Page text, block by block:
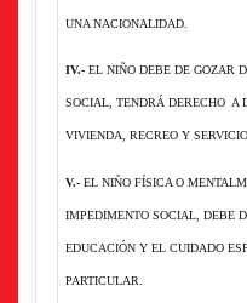
UNA NACIONALIDAD.
IV.-EL NIÑO DEBE DE GOZAR
SOCIAL, TENDRÁ DERECHO A
VIVIENDA, RECREO Y
V.-EL NIÑO FÍSICA O
IMPEDIMENTO SOCIAL, DEBE
EDUCACIÓN Y EL CUIDADO
PARTICULAR.